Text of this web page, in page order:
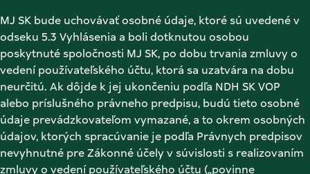
MJ SK bude uchovávať osobné údaje, ktoré sú uvedené v
odseku 5.3 Vyhlásenia a boli dotknutou osobou
poskytnuté spoločnosti MJ SK, po dobu trvania zmluvy o
vedení používateľského účtu, ktorá sa uzatvára na dobu
neurčitú. Ak dôjde k jej ukončeniu podľa NDH SK VOP
alebo príslušného právneho predpisu, budú tieto osobné
údaje prevádzkovateľom vymazané, a to okrem osobných
údajov, ktorých spracúvanie je podľa Právnych predpisov
nevyhnutné pre Zákonné účely v súvislosti s realizovaním
zmluvy o vedení používateľského účtu („povinne